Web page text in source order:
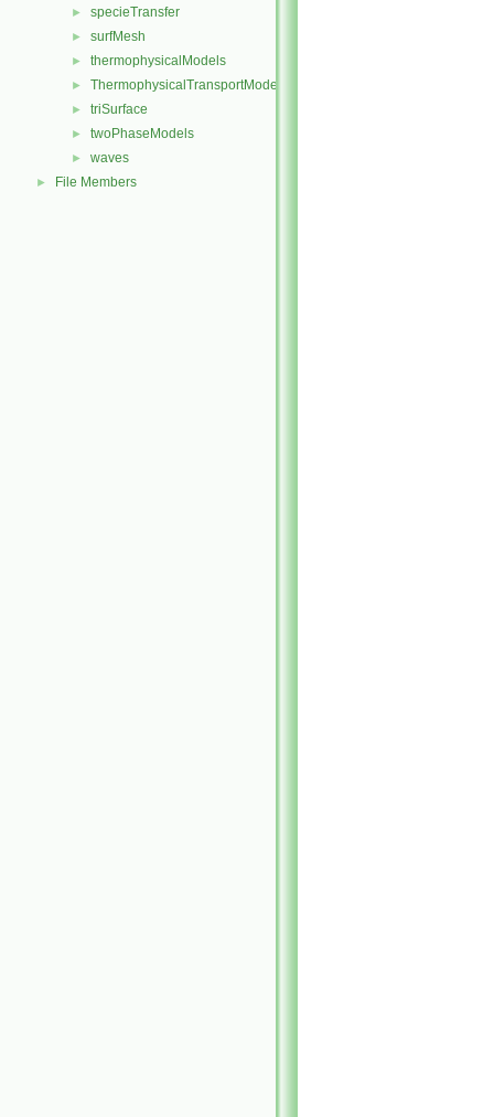
► specieTransfer
► surfMesh
► thermophysicalModels
► ThermophysicalTransportModels
► triSurface
► twoPhaseModels
► waves
► File Members